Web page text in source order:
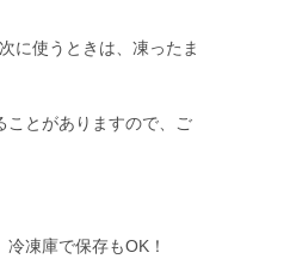
に使うときは、凍ったま
ことがありますので、ご
凍庫で保存もOK！